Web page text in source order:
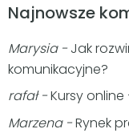
Najnowsze
Marysia- Jak
komunikacyjne?
rafał-Kursy
Marzena-Rynek